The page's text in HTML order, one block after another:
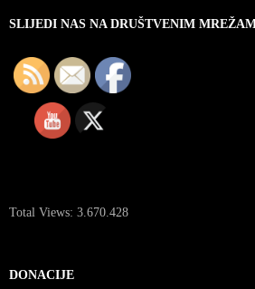
SLIJEDI NAS NA DRUŠTVENIM
Total Views: 3.670.428
DONACIJE